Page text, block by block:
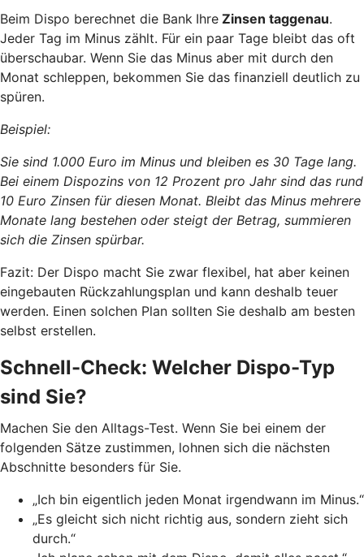
Beim Dispo berechnet die Bank Ihre Zinsen taggenau.
Jeder Tag im Minus zählt. Für ein paar Tage bleibt das oft
überschaubar. Wenn Sie das Minus aber mit durch den
Monat schleppen, bekommen Sie das finanziell deutlich zu
spüren.
Beispiel:
Sie sind 1.000 Euro im Minus und bleiben es 30 Tage lang.
Bei einem Dispozins von 12 Prozent pro Jahr sind das rund
10 Euro Zinsen für diesen Monat. Bleibt das Minus mehrere
Monate lang bestehen oder steigt der Betrag, summieren
sich die Zinsen spürbar.
Fazit: Der Dispo macht Sie zwar flexibel, hat aber keinen
eingebauten Rückzahlungsplan und kann deshalb teuer
werden. Einen solchen Plan sollten Sie deshalb am besten
selbst erstellen.
Schnell-Check: Welcher Dispo-Typ
sind Sie?
Machen Sie den Alltags-Test. Wenn Sie bei einem der
folgenden Sätze zustimmen, lohnen sich die nächsten
Abschnitte besonders für Sie.
„Ich bin eigentlich jeden Monat irgendwann im Minus.“
„Es gleicht sich nicht richtig aus, sondern zieht sich
durch.“